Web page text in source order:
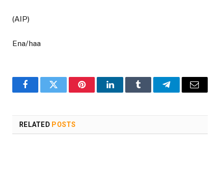
(AIP)
Ena/haa
FacebookTwitter PinterestLinkedInTumblr TelegramEmail
RELATED POSTS